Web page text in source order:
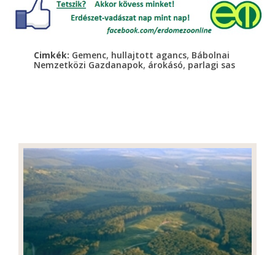
Cimkék: Gemenc, hullajtott agancs, Bábolnai
Nemzetközi Gazdanapok, árokásó, parlagi sas